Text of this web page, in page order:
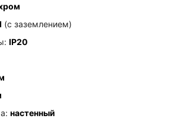
I (с заземлением)
IP20
настенный